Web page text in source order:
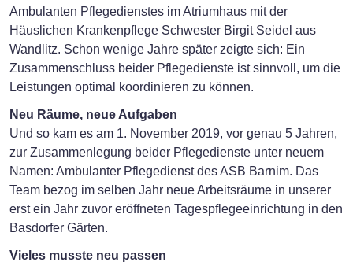
Ambulanten Pflegedienstes im Atriumhaus mit der
Häuslichen Krankenpflege Schwester Birgit Seidel aus
Wandlitz. Schon wenige Jahre später zeigte sich: Ein
Zusammenschluss beider Pflegedienste ist sinnvoll, um die
Leistungen optimal koordinieren zu können.
Neu Räume, neue Aufgaben
Und so kam es am 1. November 2019, vor genau 5 Jahren,
zur Zusammenlegung beider Pflegedienste unter neuem
Namen: Ambulanter Pflegedienst des ASB Barnim. Das
Team bezog im selben Jahr neue Arbeitsräume in unserer
erst ein Jahr zuvor eröffneten Tagespflegeeinrichtung in den
Basdorfer Gärten.
Vieles musste neu passen